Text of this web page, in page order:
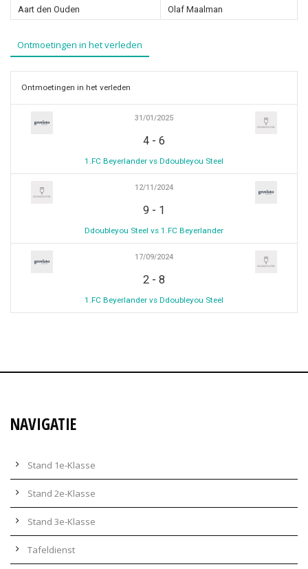
Aart den Ouden Olaf Maalman
Ontmoetingen in het verleden
Ontmoetingen in het verleden
31/01/2025
4 - 6
1.FC Beyerlander vs Ddoubleyou Steel
12/11/2024
9 - 1
Ddoubleyou Steel vs 1.FC Beyerlander
17/09/2024
2 - 8
1.FC Beyerlander vs Ddoubleyou Steel
NAVIGATIE
Stand 1e-Klasse
Stand 2e-Klasse
Stand 3e-Klasse
Tafeldienst